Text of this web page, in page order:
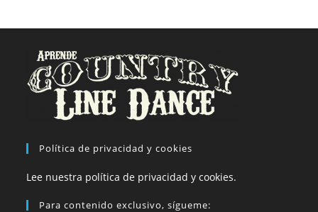
Política de privacidad y cookies
Lee nuestra política de privacidad y cookies.
Para contenido exclusivo, sígueme: